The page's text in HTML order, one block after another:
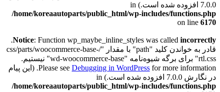
7.0.0 افزوده شده است.) in
/home/koreaautoparts/public_html/wp-includes/functions.php
on line 6170
Notice: Function wp_maybe_inline_styles was called incorrectly
.
قادر به خواندن کلید "path" با مقدار "/css/parts/woocommerce-base-
rtl.css" برای برگه شیوه‌نامه "wd-woocommerce-base" نیستیم.
Please see Debugging in WordPress
for more information. (این پیام
در نگارش 7.0.0 افزوده شده است.) in
/home/koreaautoparts/public_html/wp-includes/functions.php